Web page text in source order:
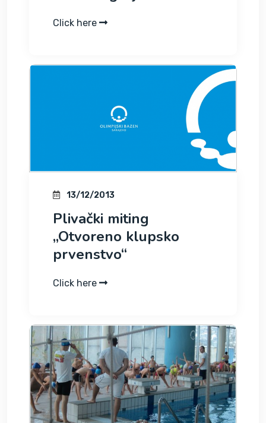
Click here
13/12/2013
Plivački miting
„Otvoreno klupsko
prvenstvo“
Click here